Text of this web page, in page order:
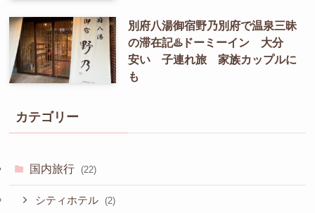
別府八湯御宿野乃別府で温泉三昧
の滞在記♨️ドーミーイン 大分
安い 子連れ旅 家族カップルに
も
カテゴリー
国内旅行 (22)
シティホテル (2)